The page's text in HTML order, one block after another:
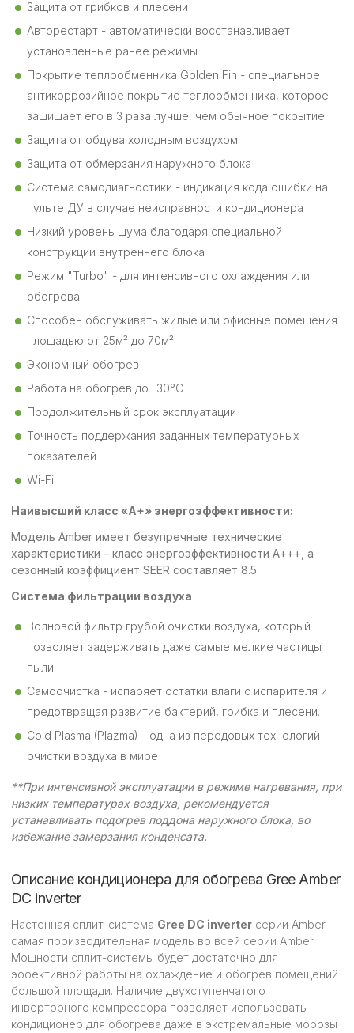
Защита от грибков и плесени
Авторестарт - автоматически восстанавливает
установленные ранее режимы
Покрытие теплообменника Golden Fin - специальное
антикоррозийное покрытие теплообменника, которое
защищает его в 3 раза лучше, чем обычное покрытие
Защита от обдува холодным воздухом
Защита от обмерзания наружного блока
Система самодиагностики - индикация кода ошибки на
пульте ДУ в случае неисправности кондиционера
Низкий уровень шума благодаря специальной
конструкции внутреннего блока
Режим "Turbo" - для интенсивного охлаждения или
обогрева
Способен обслуживать жилые или офисные помещения
площадью от 25м² до 70м²
Экономный обогрев
Работа на обогрев до -30°С
Продолжительный срок эксплуатации
Точность поддержания заданных температурных
показателей
Wi-Fi
Наивысший класс «A+» энергоэффективности:
Модель Amber имеет безупречные технические
характеристики – класс энергоэффективности А+++, а
сезонный коэффициент SEER составляет 8.5.
Система фильтрации воздуха
Волновой фильтр грубой очистки воздуха, который
позволяет задерживать даже самые мелкие частицы
пыли
Самоочистка - испаряет остатки влаги с испарителя и
предотвращая развитие бактерий, грибка и плесени.
Cold Plasma (Plazma) - одна из передовых технологий
очистки воздуха в мире
**При интенсивной эксплуатации в режиме нагревания, при
низких температурах воздуха, рекомендуется
устанавливать подогрев поддона наружного блока, во
избежание замерзания конденсата.
Описание кондиционера для обогрева Gree Amber
DC inverter
Настенная сплит-система Gree DC inverter серии Amber –
самая производительная модель во всей серии Amber.
Мощности сплит-системы будет достаточно для
эффективной работы на охлаждение и обогрев помещений
большой площади. Наличие двухступенчатого
инверторного компрессора позволяет использовать
кондиционер для обогрева даже в экстремальные морозы